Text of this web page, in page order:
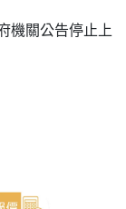
機關公告停止上